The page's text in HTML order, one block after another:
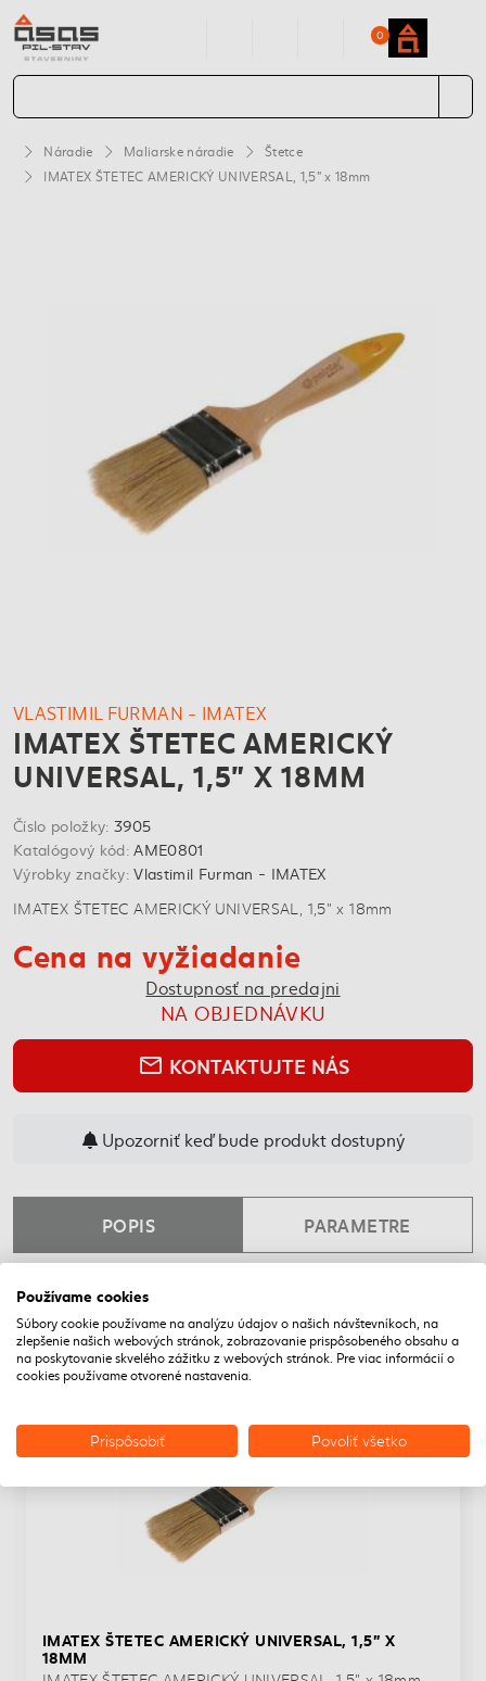
0
Náradie Maliarske náradie
Štetce
IMATEX ŠTETEC AMERICKÝ UNIVERSAL, 1,5" x 18mm
VLASTIMIL FURMAN - IMATEX
IMATEX ŠTETEC AMERICKÝ
UNIVERSAL, 1,5" X 18MM
Číslo položky: 3905
Katalógový kód:AME0801
Výrobky značky:Vlastimil Furman - IMATEX
IMATEX ŠTETEC AMERICKÝ UNIVERSAL, 1,5" x 18mm
Cena na vyžiadanie
Dostupnosť na predajni
NA OBJEDNÁVKU
mail_outline KONTAKTUJTE NÁS
Upozorniť keď bude produkt dostupný
POPIS PARAMETRE
NAPOSLEDY NAVŠTÍVENÉ
IMATEX ŠTETEC AMERICKÝ UNIVERSAL, 1,5" X
18MM
Používame cookies
Súbory cookie používame na analýzu údajov o našich návštevníkoch, na
zlepšenie našich webových stránok, zobrazovanie prispôsobeného obsahu a
na poskytovanie skvelého zážitku z webových stránok. Pre viac informácií o
cookies používame otvorené nastavenia.
Prispôsobiť Povoliť všetko